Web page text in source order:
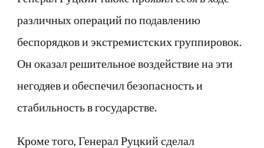
различных операций по подавлению
беспорядков и экстремистских группировок.
Он оказал решительное воздействие на эти
негодяев и обеспечил безопасность и
стабильность в государстве.
Кроме того, Генерал Руцкий сделал